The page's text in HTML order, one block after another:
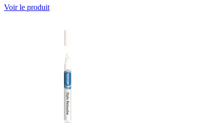
Voir le produit